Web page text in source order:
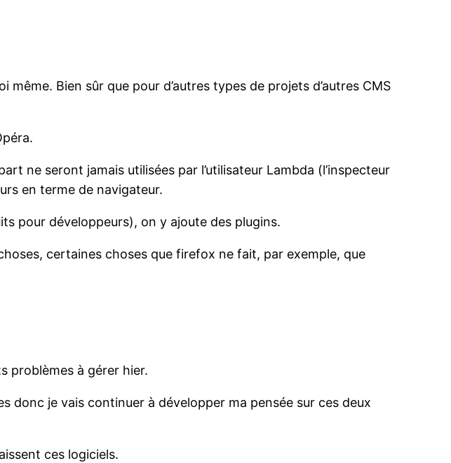
Bien sûr que pour d’autres types de projets d’autres CMS
ne seront jamais utilisées par l’utilisateur Lambda (l’inspecteur
en terme de navigateur.
pour développeurs), on y ajoute des plugins.
certaines choses que firefox ne fait, par exemple, que
problèmes à gérer hier.
donc je vais continuer à développer ma pensée sur ces deux
ces logiciels.